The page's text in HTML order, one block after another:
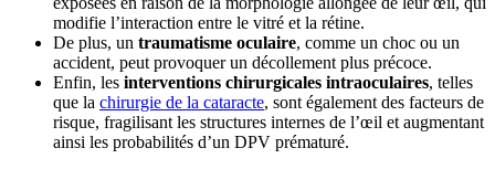
modifie l’interaction entre le vitré et la rétine.
De plus, un traumatisme oculaire, comme un choc ou un
accident, peut provoquer un décollement plus précoce.
Enfin, les interventions chirurgicales intraoculaires, telles
que la chirurgie de la cataracte, sont également des facteurs de
risque, fragilisant les structures internes de l’œil et augmentant
ainsi les probabilités d’un DPV prématuré.